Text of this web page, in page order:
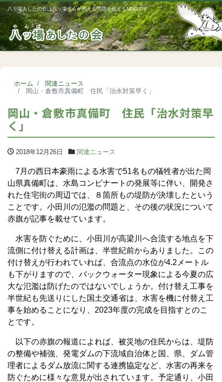
八ッ場あしたの会は八ッ場ダムが抱える問題を伝えるNGOです
ホーム
関連ニュース
岡山・倉敷市真備町 住民「治水対策早く」
岡山・倉敷市真備町 住民「治水対策早
く」
2018年12月26日 関連ニュース
7月の西日本豪雨による水害で51名もの犠牲者が出た岡
山県真備町は、水島コンビナートの発展等に伴い、開発さ
れた住宅街の周辺では、８箇所もの堤防が決壊したという
ことです。小田川の氾濫の問題と、その後の状況について
赤旗が記事を載せています。
水害を防ぐために、小田川が高梁川へ合流する地点を下
流側に付け替える計画は、半世紀前からありました。この
付け替えが行われていれば、合流点の水位が4.2メートル
も下がりますので、バックウォーター現象による今夏の広
大な氾濫は防げたのではないでしょうか。付け替え工事を
半世紀も先送りにした国土交通省は、水害を機に付替え工
事を始めることになり、2023年度の完成を目指すとのこ
とです。
以下の赤旗の報道によれば、被災地の住民からは、堤防
の整備や補強、発電ダムの下流域自治体と国、県、ダム管
理者によるダム放流に関する連携協定など、水害の再来を
防ぐために様々な意見が出されています。予定通り、小田